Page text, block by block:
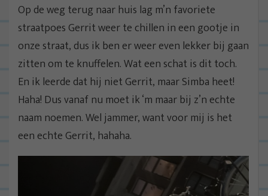
Op de weg terug naar huis lag m’n favoriete
straatpoes Gerrit weer te chillen in een gootje in
onze straat, dus ik ben er weer even lekker bij gaan
zitten om te knuffelen. Wat een schat is dit toch.
En ik leerde dat hij niet Gerrit, maar Simba heet!
Haha! Dus vanaf nu moet ik ‘m maar bij z’n echte
naam noemen. Wel jammer, want voor mij is het
een echte Gerrit, hahaha.